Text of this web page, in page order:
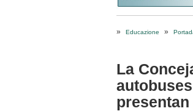
» Educazione »
La
presentan